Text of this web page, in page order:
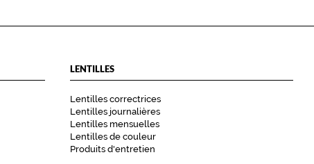
LENTILLES
Lentilles correctrices
Lentilles journalières
Lentilles mensuelles
Lentilles de couleur
Produits d'entretien